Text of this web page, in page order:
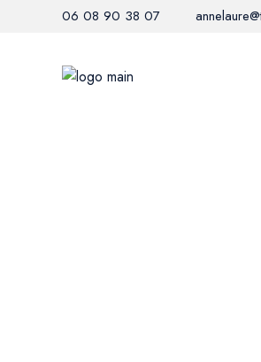
06 08 90 38 07